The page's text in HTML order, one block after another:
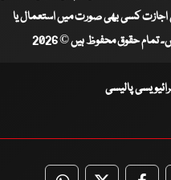
اجازت کسی بھی صورت میں استعمال یا
تمام حقوق محفوظ ہیں © 2026
پالیسی